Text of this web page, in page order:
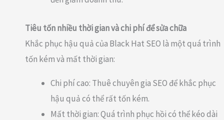
Tiêu tốn nhiều thời gian và chi phí để sửa chữa
Khắc phục hậu quả của Black Hat SEO là một quá trình
tốn kém và mất thời gian:
Chi phí cao: Thuê chuyên gia SEO để khắc phục
hậu quả có thể rất tốn kém.
Mất thời gian: Quá trình phục hồi có thể kéo dài